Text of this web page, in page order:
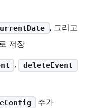
, 그리고
저장
, deleteEvent
추가